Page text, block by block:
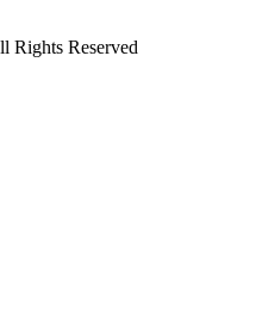
Rights Reserved